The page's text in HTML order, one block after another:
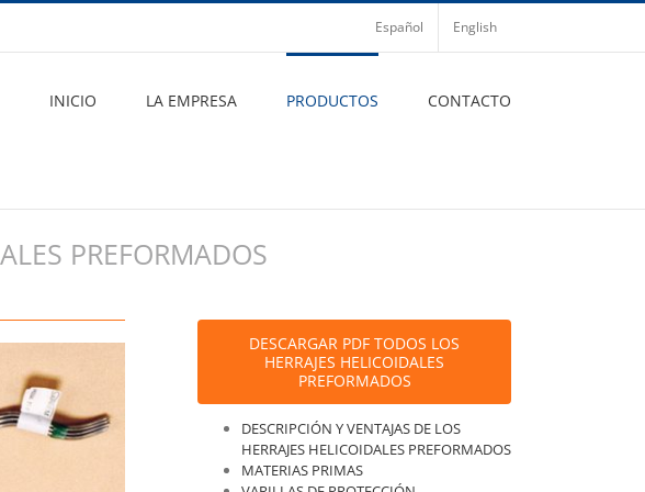
Español English
INICIO LA EMPRESA PRODUCTOS CONTACTO
PREFORMADOS
DESCARGAR PDF TODOS LOS
HERRAJES HELICOIDALES
PREFORMADOS
DESCRIPCIÓN Y VENTAJAS DE LOS
HERRAJES HELICOIDALES PREFORMADOS
MATERIAS PRIMAS